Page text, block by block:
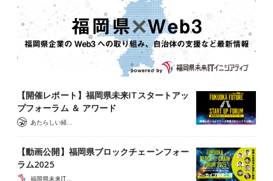
【開催レポート】福岡県未来ITスタートアッ
プフォーラム ＆ アワード
【動画公開】福岡県ブロックチェーンフォー
ラム2025
福岡県未来ITイニシアティブ